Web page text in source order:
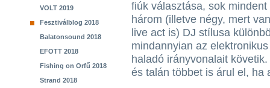
VOLT 2019
Fesztiválblog 2018
Balatonsound 2018
EFOTT 2018
Fishing on Orfű 2018
Strand 2018
fiúk választása, sok mindent
három (illetve négy, mert
live act is) DJ stílusa
mindannyian az
haladó irányvonalait
és talán többet is árul el, ha